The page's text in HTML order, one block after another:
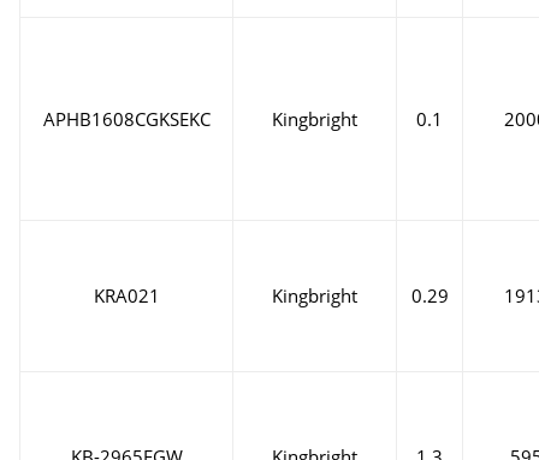
APHB1608CGKSEKC Kingbright 0.1
KRA021 Kingbright 0.29